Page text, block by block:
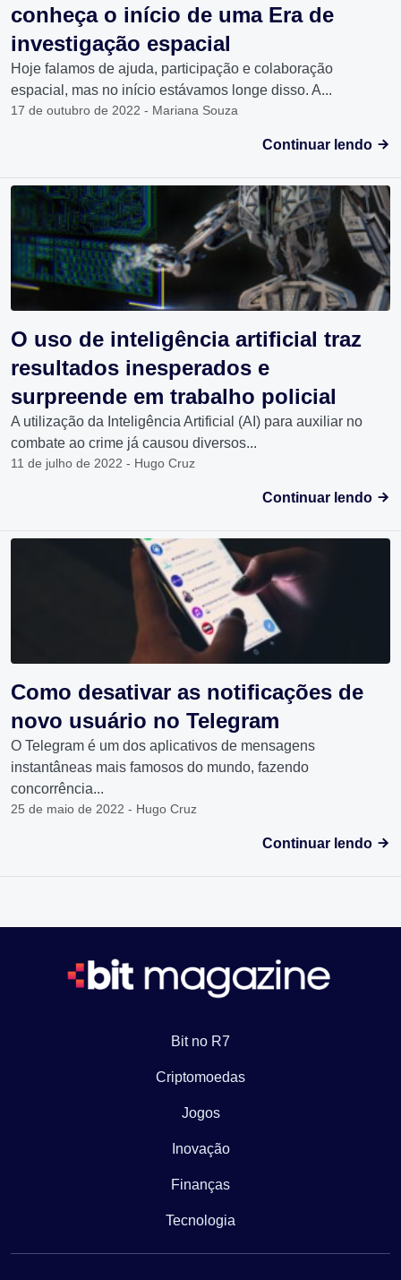
conheça o início de uma Era de
investigação espacial
Hoje falamos de ajuda, participação e colaboração
espacial, mas no início estávamos longe disso. A...
17 de outubro de 2022 - Mariana Souza
Continuar lendo
O uso de inteligência artificial traz
resultados inesperados e
surpreende em trabalho policial
A utilização da Inteligência Artificial (AI) para auxiliar no
combate ao crime já causou diversos...
11 de julho de 2022 - Hugo Cruz
Continuar lendo
Como desativar as notificações de
novo usuário no Telegram
O Telegram é um dos aplicativos de mensagens
instantâneas mais famosos do mundo, fazendo
concorrência...
25 de maio de 2022 - Hugo Cruz
Continuar lendo
Bit no R7
Criptomoedas
Jogos
Inovação
Finanças
Tecnologia